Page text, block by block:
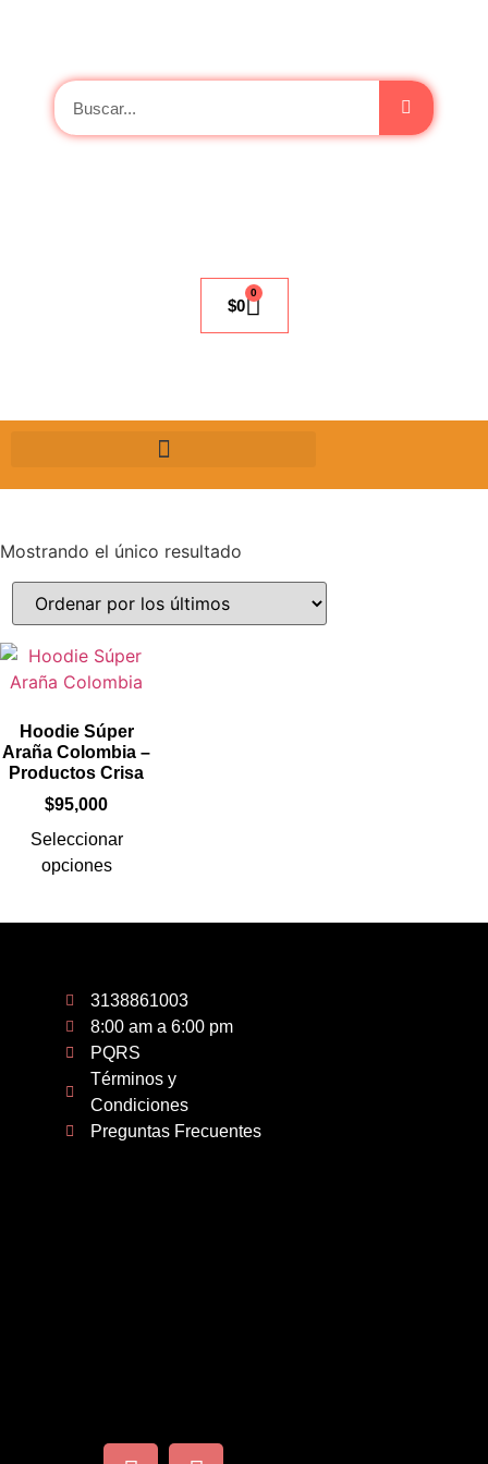
$0
0
Mostrando el único resultado
Hoodie Súper
Araña Colombia –
Productos Crisa
$95,000
Seleccionar
opciones
3138861003
8:00 am a 6:00 pm
PQRS
Términos y
Condiciones
Preguntas Frecuentes